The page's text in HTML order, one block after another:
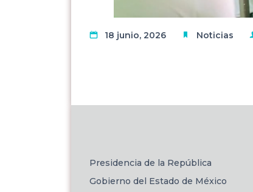
18 junio, 2026 Noticias
Presidencia de la República
Gobierno del Estado de México